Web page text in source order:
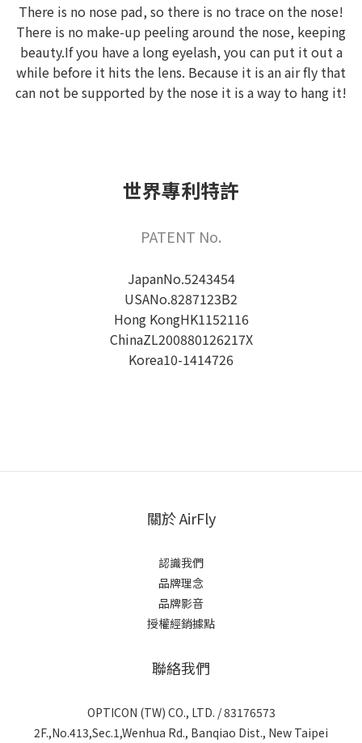
There is no nose pad, so there is no trace on the nose!
There is no make-up peeling around the nose, keeping
beauty.If you have a long eyelash, you can put it out a
while before it hits the lens. Because it is an air fly that
can not be supported by the nose it is a way to hang it!
世界專利特許
PATENT No.
JapanNo.5243454
USANo.8287123B2
Hong KongHK1152116
ChinaZL200880126217X
Korea10-1414726
關於 AirFly
認識我們
品牌理念
品牌影音
授權經銷據點
聯絡我們
OPTICON (TW) CO., LTD. / 83176573
2F.,No.413,Sec.1,Wenhua Rd., Banqiao Dist., New Taipei